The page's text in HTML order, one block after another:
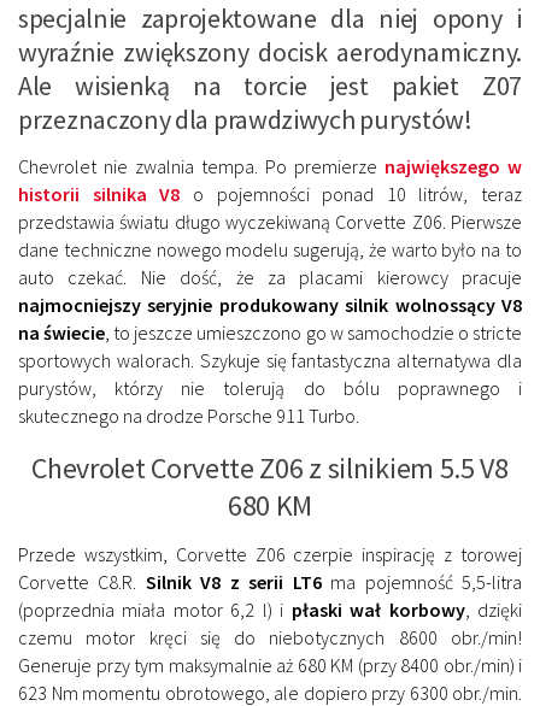
specjalnie zaprojektowane dla niej opony i
wyraźnie zwiększony docisk aerodynamiczny.
Ale wisienką na torcie jest pakiet Z07
przeznaczony dla prawdziwych purystów!
Chevrolet nie zwalnia tempa. Po premierze największego w
historii silnika V8 o pojemności ponad 10 litrów, teraz
przedstawia światu długo wyczekiwaną Corvette Z06. Pierwsze
dane techniczne nowego modelu sugerują, że warto było na to
auto czekać. Nie dość, że za placami kierowcy pracuje
najmocniejszy seryjnie produkowany silnik wolnossący V8
na świecie , to jeszcze umieszczono go w samochodzie o stricte
sportowych walorach. Szykuje się fantastyczna alternatywa dla
purystów, którzy nie tolerują do bólu poprawnego i
skutecznego na drodze Porsche 911 Turbo.
Chevrolet Corvette Z06 z silnikiem 5.5 V8
680 KM
Przede wszystkim, Corvette Z06 czerpie inspirację z torowej
Corvette C8.R. Silnik V8 z serii LT6ma pojemność 5,5-litra
(poprzednia miała motor 6,2 l) i płaski wał korbowy, dzięki
czemu motor kręci się do niebotycznych 8600 obr./min!
Generuje przy tym maksymalnie aż 680 KM (przy 8400 obr./min) i
623 Nm momentu obrotowego, ale dopiero przy 6300 obr./min.